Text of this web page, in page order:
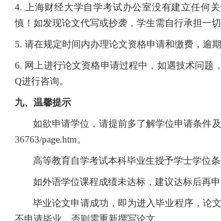
4.
上海财经大学自学考试办公室没有建立任何
慎！如发现论文代写或抄袭，学生需自行承担一
5. 请在规定时间内办理论文资格申请和缴费，逾
6. 网上进行论文资格申请过程中，如遇技术问题
Q进行咨询。
九、 温馨提示
如欲申请学位，请提前多了解学位申请条件及
36763/page.htm。
高等教育自学考试本科毕业生授予学士学位
如外语学位课程成绩未达标，建议达标后再
毕业论文申请成功，即为进入毕业程序，论
不申请毕业，否则需重新撰写论文。